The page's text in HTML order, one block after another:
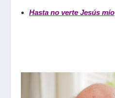
Hasta no verte Jesús mío